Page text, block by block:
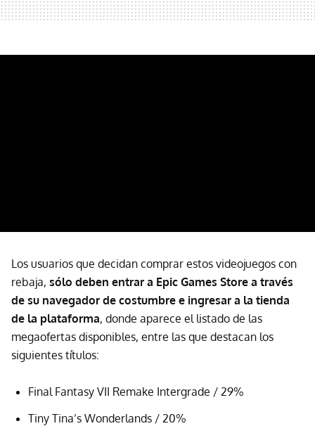
Los usuarios que decidan comprar estos videojuegos con
rebaja, sólo deben entrar a Epic Games Store a través
de su navegador de costumbre e ingresar a la tienda
de la plataforma, donde aparece el listado de las
megaofertas disponibles, entre las que destacan los
siguientes títulos:
Final Fantasy VII Remake Intergrade / 29%
Tiny Tina’s Wonderlands / 20%